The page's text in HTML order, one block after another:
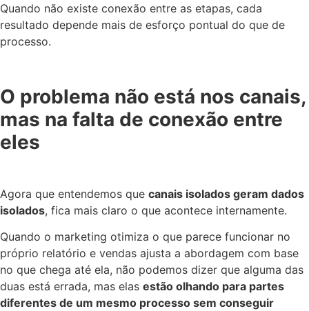
Quando não existe conexão entre as etapas, cada
resultado depende mais de esforço pontual do que de
processo.
O problema não está nos canais,
mas na falta de conexão entre
eles
Agora que entendemos que canais isolados geram dados
isolados, fica mais claro o que acontece internamente.
Quando o marketing otimiza o que parece funcionar no
próprio relatório e vendas ajusta a abordagem com base
no que chega até ela, não podemos dizer que alguma das
duas está errada, mas elas estão olhando para partes
diferentes de um mesmo processo sem conseguir